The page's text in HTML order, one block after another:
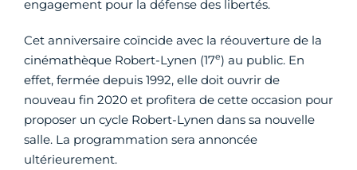
engagement pour la défense des libertés.
Cet anniversaire coïncide avec la réouverture de la
cinémathèque Robert-Lynen (17e) au public. En
effet, fermée depuis 1992, elle doit ouvrir de
nouveau fin 2020 et profitera de cette occasion pour
proposer un cycle Robert-Lynen dans sa nouvelle
salle. La programmation sera annoncée
ultérieurement.